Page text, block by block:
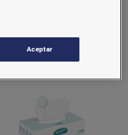
Comprar
Aceptar